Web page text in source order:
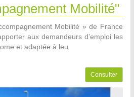
Mobilité"
Mobilité » de France
aux demandeurs d’emploi les
et adaptée à leu
Consulter